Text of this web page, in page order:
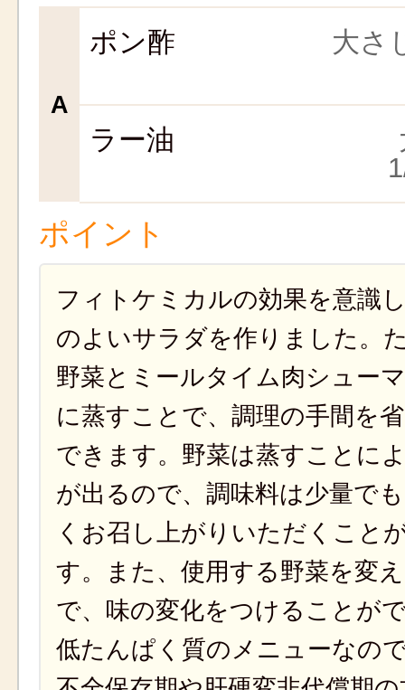
A
ポン酢 大さ
ラー油
ポイント
フィトケミカルの効果を意識
のよいサラダを作りました。
野菜とミールタイム肉シュー
に蒸すことで、調理の手間を
できます。野菜は蒸すことに
が出るので、調味料は少量で
くお召し上がりいただくこと
す。また、使用する野菜を変
で、味の変化をつけることが
低たんぱく質のメニューなの